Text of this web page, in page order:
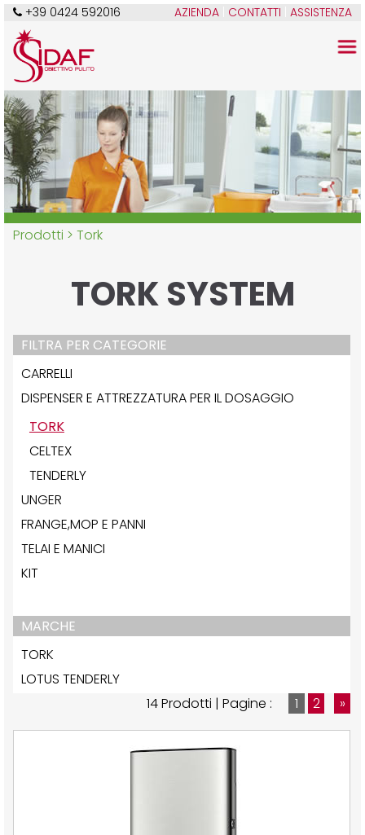
+39 0424 592016 AZIENDA CONTATTI |ASSISTENZA
Prodotti > Tork
TORK SYSTEM
FILTRA PER CATEGORIE
CARRELLI
DISPENSER E ATTREZZATURA PER IL DOSAGGIO
TORK
CELTEX
TENDERLY
UNGER
FRANGE,MOP E PANNI
TELAI E MANICI
KIT
MARCHE
TORK
LOTUS TENDERLY
14 Prodotti | Pagine :
1 2 »